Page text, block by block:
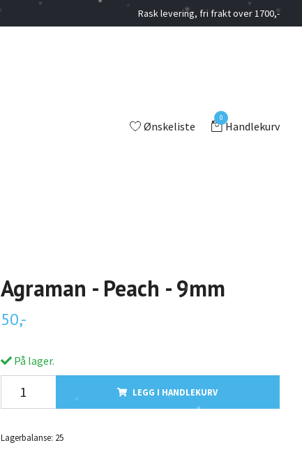
Rask levering, fri frakt over 1700,-
Ønskeliste
0
Handlekurv
Agraman - Peach - 9mm
50,-
På lager.
LEGG I HANDLEKURV
Lagerbalanse: 25